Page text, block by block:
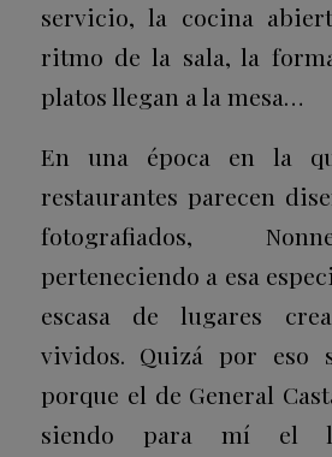
servicio, la cocina
ritmo de la sala, la
platos llegan a la mesa…
En una época en la
restaurantes parecen
fotografiados,
perteneciendo a esa
escasa de lugares
vividos. Quizá por eso
porque el de General
siendo para mí el